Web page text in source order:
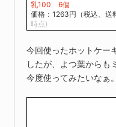
乳100 6個
価格：1263円（税込、送
時点)
今回使ったホットケー
したが、よつ葉からも
今度使ってみたいなぁ